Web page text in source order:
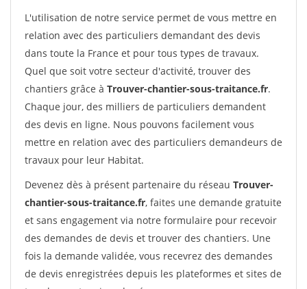
L'utilisation de notre service permet de vous mettre en
relation avec des particuliers demandant des devis
dans toute la France et pour tous types de travaux.
Quel que soit votre secteur d'activité, trouver des
chantiers grâce à Trouver-chantier-sous-traitance.fr.
Chaque jour, des milliers de particuliers demandent
des devis en ligne. Nous pouvons facilement vous
mettre en relation avec des particuliers demandeurs de
travaux pour leur Habitat.
Devenez dès à présent partenaire du réseau Trouver-
chantier-sous-traitance.fr, faites une demande gratuite
et sans engagement via notre formulaire pour recevoir
des demandes de devis et trouver des chantiers. Une
fois la demande validée, vous recevrez des demandes
de devis enregistrées depuis les plateformes et sites de